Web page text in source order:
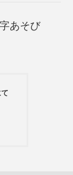
あそび